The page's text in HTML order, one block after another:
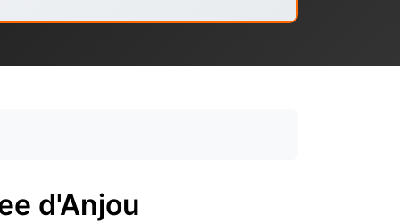
d'Anjou